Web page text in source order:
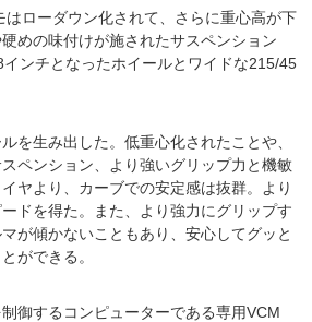
はローダウン化されて、さらに重心高が下
めの味付けが施されたサスペンション
ンチとなったホイールとワイドな215/45
を生み出した。低重心化されたことや、
ペンション、より強いグリップ力と機敏
ヤより、カーブでの安定感は抜群。より
ドを得た。また、より強力にグリップす
が傾かないこともあり、安心してグッと
ができる。
御するコンピューターである専用VCM